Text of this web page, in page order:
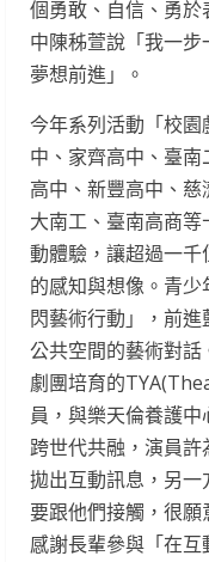
個勇敢、自信、勇
中陳秭萱說「我一
夢想前進」。
今年系列活動「校
中、家齊高中、臺
高中、新豐高中、
大南工、臺南高商
動體驗，讓超過一
的感知與想像。青
閃藝術行動」，前
公共空間的藝術對
劇團培育的
員，與樂天倫養護
跨世代共融，演員
拋出互動訊息，另
要跟他們接觸，很
感謝長輩參與「在